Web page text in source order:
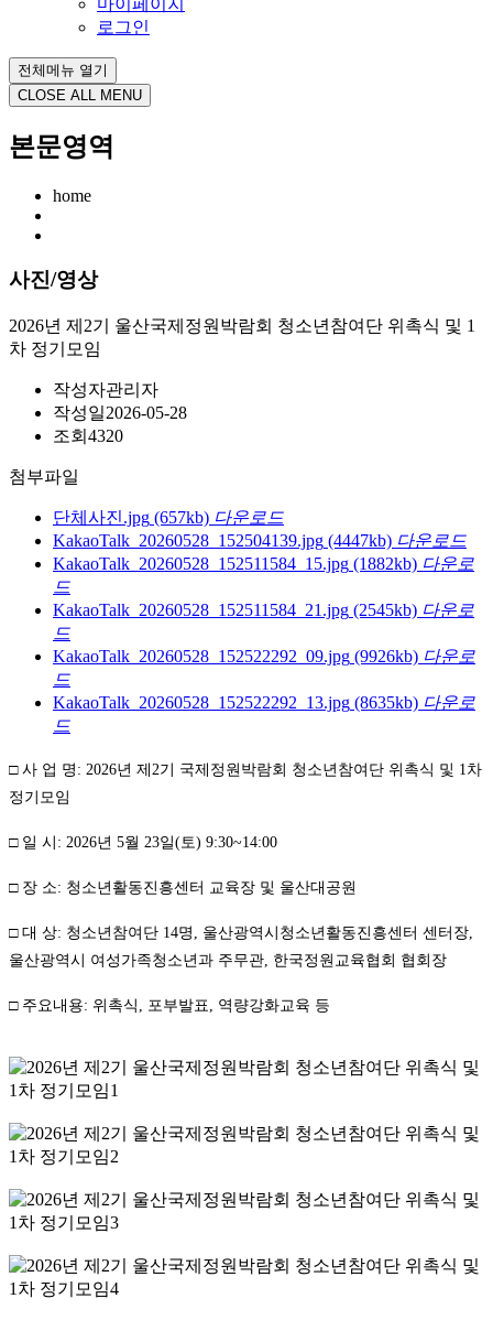
로그인
전체메뉴 열기
CLOSE ALL MENU
본문영역
home
사진/영상
2026년 제2기 울산국제정원박람회 청소년참여단 위촉식 및 1
차 정기모임
작성자관리자
작성일2026-05-28
조회 4320
첨부파일
단체사진.jpg (657kb) 다운로드
KakaoTalk_20260528_152504139.jpg (4447kb) 다운로드
KakaoTalk_20260528_152511584_15.jpg (1882kb) 다운로
드
KakaoTalk_20260528_152511584_21.jpg (2545kb) 다운로
드
KakaoTalk_20260528_152522292_09.jpg (9926kb) 다운로
드
KakaoTalk_20260528_152522292_13.jpg (8635kb) 다운로
드
□ 사 업 명 : 2026년 제 2기 국제정원박람회 청소년참여단 위촉식 및 1차
정기모임
□ 일 시 : 2026년 5월 23일(토) 9:30~14:00
□ 장 소: 청소년활동진흥센터 교육장 및 울산대공원
□ 대 상: 청소년참여단 14명, 울산광역시청소년활동진흥센터 센터장,
울산광역시 여성가족청소년과 주무관, 한국정원교육협회 협회장
□ 주요내용: 위촉식, 포부발표, 역량강화교육 등